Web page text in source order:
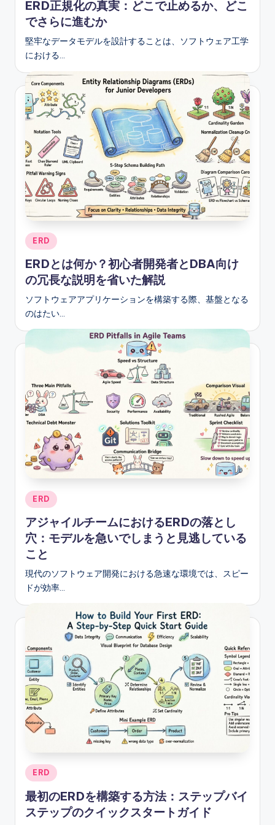
ERD正規化の真実：どこで止めるか、どこ
でさらに進むか
堅牢なデータモデルを設計することは、ソフトウェア工学
における…
Posted
in
ERD
ERDとは何か？初心者開発者とDBA向け
の冗長な説明を省いた解説
ソフトウェアアプリケーションを構築する際、基盤となる
のはたい…
Posted
in
ERD
アジャイルチームにおけるERDの落とし
穴：モデルを急いでしまうと見逃している
こと
現代のソフトウェア開発における急速な環境では、スピー
ドが効率…
Posted
in
ERD
最初のERDを構築する方法：ステップバイ
ステップのクイックスタートガイド